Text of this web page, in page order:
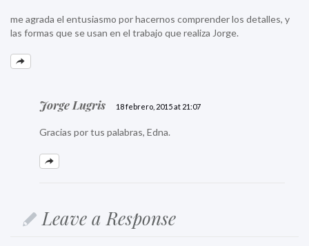
me agrada el entusiasmo por hacernos comprender los detalles, y
las formas que se usan en el trabajo que realiza Jorge.
Jorge Lugris 18 febrero, 2015 at 21:07
Gracias por tus palabras, Edna.
Leave a Response